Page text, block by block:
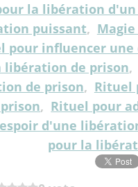
la libération d'un
puissant,
pour influencer une
libération de prison,
de prison, Rituel
, Rituel pour
d'une
pour la